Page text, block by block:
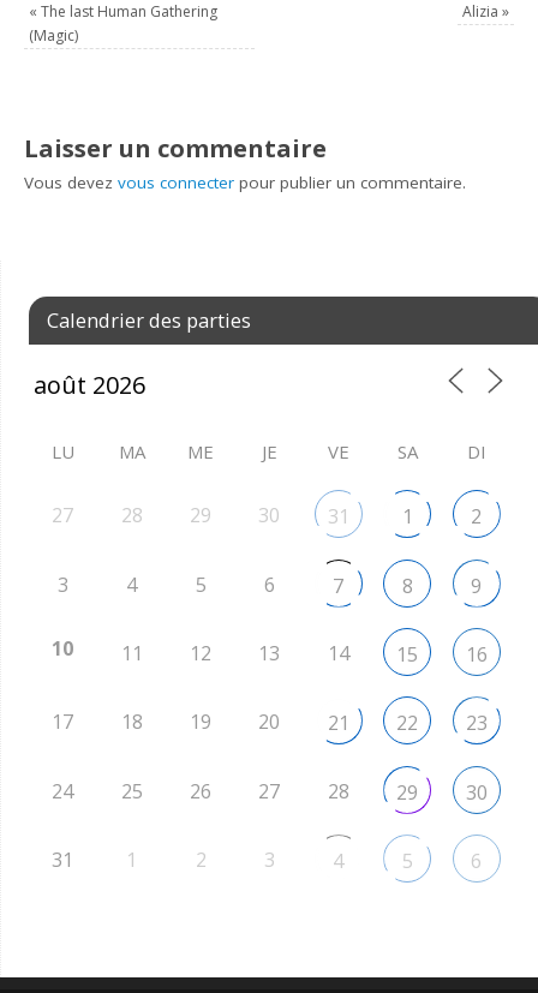
« The last Human Gathering
(Magic)
Alizia »
Laisser un commentaire
Vous devezvous connecter pour publier un commentaire.
Calendrier des parties
LU MA ME JE VE SA DI
27 28 29 30 31 1 2
3 4 5 6 7 8 9
10 11 12 13 14 15 16
17 18 19 20 21 22 23
24 25 26 27 28 29 30
31 1 2 3 4 5 6